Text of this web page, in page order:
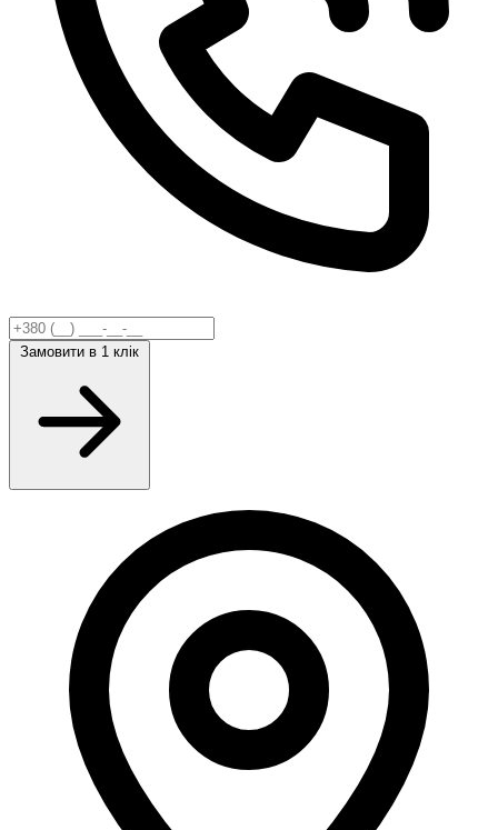
Замовити в 1 клік